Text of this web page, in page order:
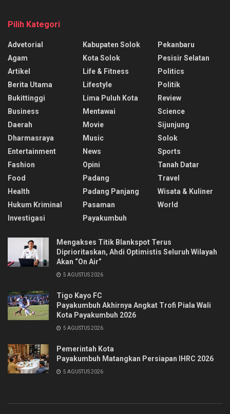
Pilih Kategori
Advetorial
Agam
Artikel
Berita Utama
Bukittinggi
Business
Daerah
Dharmasraya
Entertainment
Fashion
Food
Health
Hukum Kriminal
Investigasi
Kabupaten Solok
Kota Solok
Life & Fitness
Lifestyle
Lima Puluh Kota
Mentawai
Movie
Music
News
Opini
Padang
Padang Panjang
Pasaman
Payakumbuh
Pekanbaru
Pesisir Selatan
Politics
Politik
Review
Science
Sijunjung
Solok
Sports
Tanah Datar
Travel
Wisata & Kuliner
World
Mengakses Titik Blankspot Terus
Diprioritaskan, Ahdi Optimistis Seluruh Wilayah
Akan “On Air”
5 AGUSTUS 2026
Tigo Kayo FC
Payakumbuh Akhirnya Angkat Trofi Piala Wali
Kota Payakumbuh 2026
5 AGUSTUS 2026
Pemerintah Kota
Payakumbuh Matangkan Persiapan IHRC 2026
5 AGUSTUS 2026